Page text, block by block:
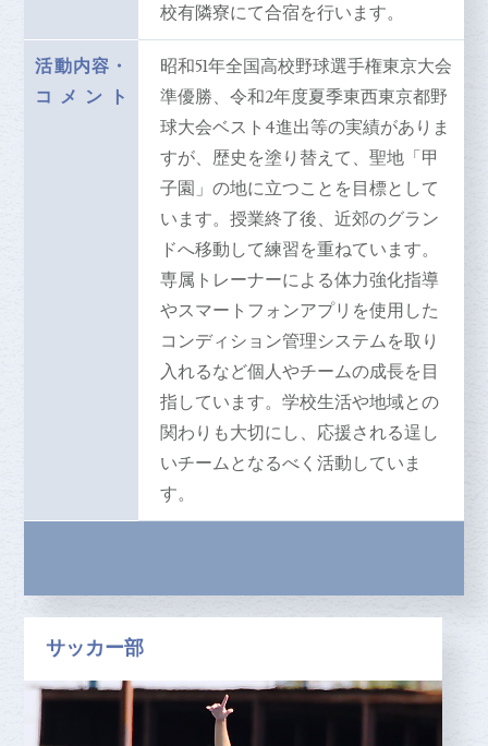
校有隣寮にて合宿を行います。
活動内容 ・
コメント
昭和51年全国高校野球選手権東京大会
準優勝、令和2年度夏季東西東京都野
球大会ベスト4進出等の実績がありま
すが、歴史を塗り替えて、聖地「甲
子園」の地に立つことを目標として
います。授業終了後、近郊のグラン
ドへ移動して練習を重ねています。
専属トレーナーによる体力強化指導
やスマートフォンアプリを使用した
コンディション管理システムを取り
入れるなど個人やチームの成長を目
指しています。学校生活や地域との
関わりも大切にし、応援される逞し
いチームとなるべく活動していま
す。
サッカー部